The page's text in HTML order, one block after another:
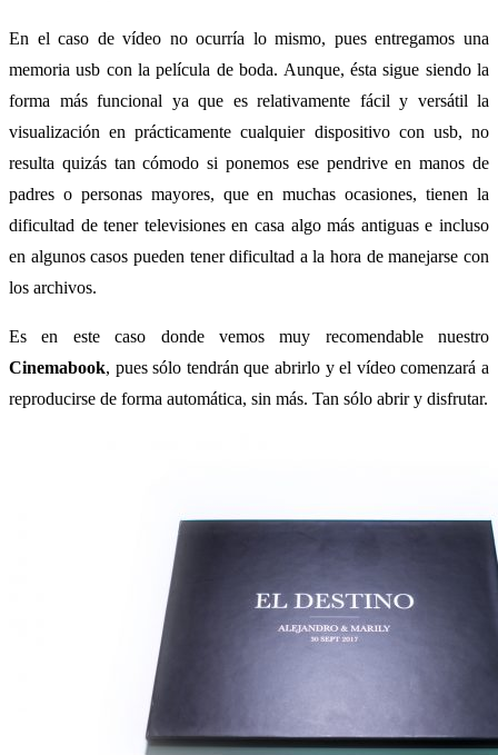
En el caso de vídeo no ocurría lo mismo, pues entregamos una
memoria usb con la película de boda. Aunque, ésta sigue siendo la
forma más funcional ya que es relativamente fácil y versátil la
visualización en prácticamente cualquier dispositivo con usb, no
resulta quizás tan cómodo si ponemos ese pendrive en manos de
padres o personas mayores, que en muchas ocasiones, tienen la
dificultad de tener televisiones en casa algo más antiguas e incluso
en algunos casos pueden tener dificultad a la hora de manejarse con
los archivos.
Es en este caso donde vemos muy recomendable nuestro
Cinemabook, pues sólo tendrán que abrirlo y el vídeo comenzará a
reproducirse de forma automática, sin más. Tan sólo abrir y disfrutar.